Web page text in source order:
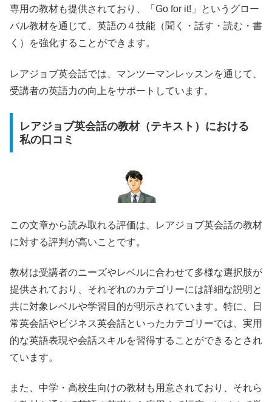
専用の教材も提供されており、「Go for it!」というグロー
バル教材を通じて、英語の４技能（聞く・話す・読む・書
く）を強化することができます。
レアジョブ英会話では、マンツーマンレッスンを通じて、
受講者の英語力の向上をサポートしています。
レアジョブ英会話の教材（テキスト）における
私の口コミ
この文章から読み取れる評価は、レアジョブ英会話の教材
に対する評判が高いことです。
教材は受講者のニーズやレベルに合わせて多様な選択肢が
提供されており、それぞれのカテゴリーには詳細な説明と
共に対象レベルや学習目的が明示されています。特に、日
常英会話やビジネス英会話といったカテゴリーでは、実用
的な英語表現や会話スキルを習得することができるとされ
ています。
また、中学・高校生向けの教材も用意されており、それら